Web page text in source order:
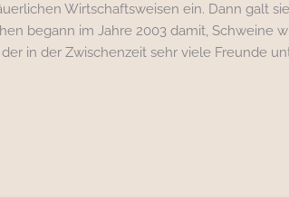
Wirtschaftsweisen ein. Dann galt
begann im Jahre 2003 damit, Schweine
in der Zwischenzeit sehr viele Freunde